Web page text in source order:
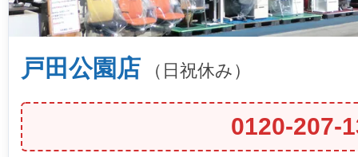
戸田公園店 （日祝休み）
0120-207-